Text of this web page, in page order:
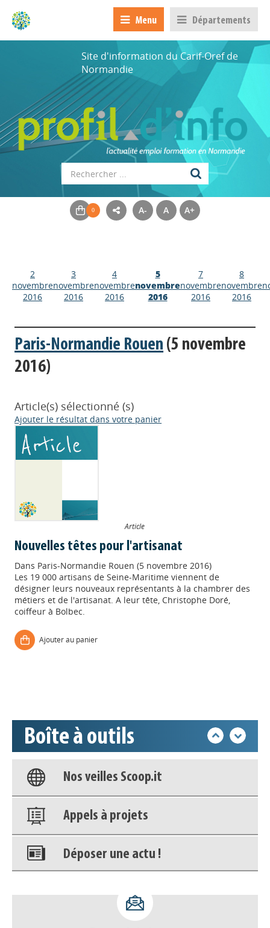
Menu Départements
Site d'information du Carif-Oref de
Normandie
A- A A+
2
novembre
2016
3
novembre
2016
4
novembre
2016
5
novembre
2016
7
novembre
2016
8
novembre
2016
Paris-Normandie Rouen (5 novembre
2016)
Article(s) sélectionné (s)
Ajouter le résultat dans votre panier
Article
Nouvelles têtes pour l'artisanat
Dans Paris-Normandie Rouen (5 novembre 2016)
Les 19 000 artisans de Seine-Maritime viennent de
désigner leurs nouveaux représentants à la chambrer des
métiers et de l'artisanat. A leur tête, Christophe Doré,
coiffeur à Bolbec.
Ajouter au panier
Boîte à outils
Appels à projets
Base documentaire
Nos veilles Scoop.it
Appels à projets
Déposer une actu !
déconnecter)